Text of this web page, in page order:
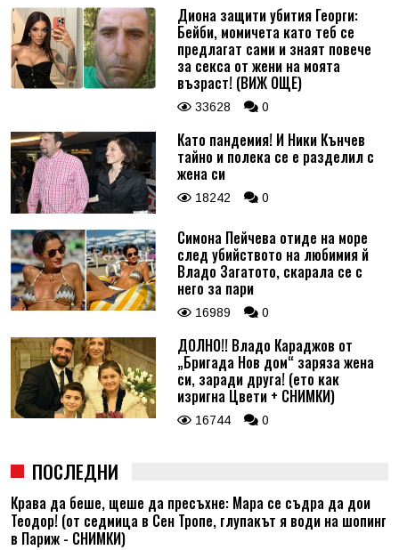
Диона защити убития Георги:
Бейби, момичета като теб се
предлагат сами и знаят повече
за секса от жени на моята
възраст! (ВИЖ ОЩЕ)
33628 0
Като пандемия! И Ники Кънчев
тайно и полека се е разделил с
жена си
18242 0
Симона Пейчева отиде на море
след убийството на любимия й
Владо Загатото, скарала се с
него за пари
16989 0
ДОЛНО!! Владо Караджов от
„Бригада Нов дом“ заряза жена
си, заради друга! (ето как
изригна Цвети + СНИМКИ)
16744 0
ПОСЛЕДНИ
Крава да беше, щеше да пресъхне: Мара се съдра да дои
Теодор! (от седмица в Сен Тропе, глупакът я води на шопинг
в Париж - СНИМКИ)